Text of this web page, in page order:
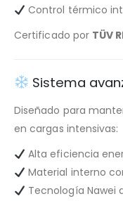
Control térmico
Certificado por TÜV
Sistema
Diseñado para
en cargas intensivas:
Alta eficiencia
Material interno
Tecnología Nawei